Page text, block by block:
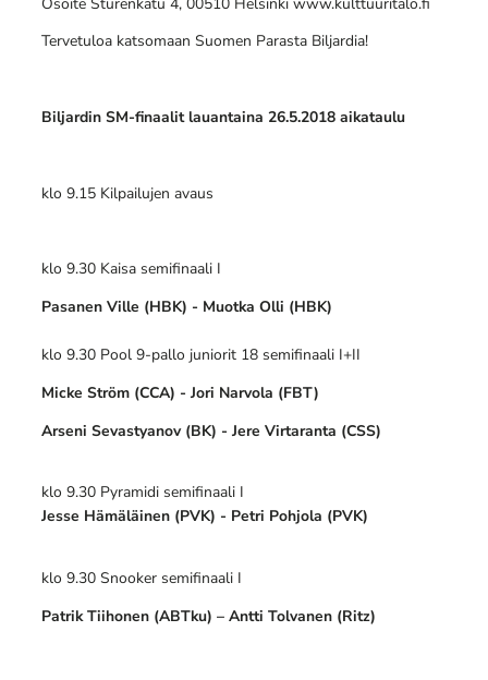
Tervetuloa katsomaan Suomen Parasta Biljardia!
Biljardin SM-finaalit lauantaina 26.5.2018 aikataulu
klo 9.15 Kilpailujen avaus
klo 9.30 Kaisa semifinaali I
Pasanen Ville (HBK) - Muotka Olli (HBK)
klo 9.30 Pool 9-pallo juniorit 18 semifinaali I+II
Micke Ström (CCA) - Jori Narvola (FBT)
Arseni Sevastyanov (BK) - Jere Virtaranta (CSS)
klo 9.30 Pyramidi semifinaali I
Jesse Hämäläinen (PVK) - Petri Pohjola (PVK)
klo 9.30 Snooker semifinaali I
Patrik Tiihonen (ABTku) – Antti Tolvanen (Ritz)